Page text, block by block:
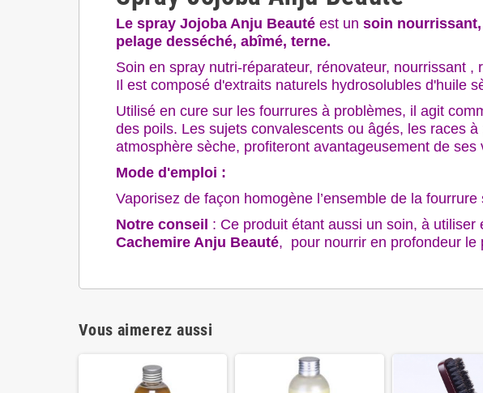
Le spray Jojoba Anju Beauté est un soin
pelage desséché, abîmé, terne.
Soin en spray nutri-réparateur, rénovateur, nourrissant
Il est composé d'extraits naturels hydrosolubles d'huile
Utilisé en cure sur les fourrures à problèmes, il agit
des poils. Les sujets convalescents ou âgés, les races
atmosphère sèche, profiteront avantageusement de
Mode d'emploi :
Vaporisez de façon homogène l’ensemble de la
Notre conseil : Ce produit étant aussi un soin, à
Cachemire Anju Beauté, pour nourrir en profondeur le
Vous aimerez aussi